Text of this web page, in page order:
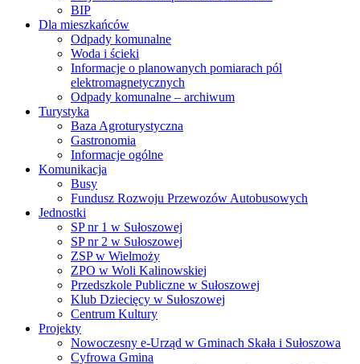
BIP
Dla mieszkańców
Odpady komunalne
Woda i ścieki
Informacje o planowanych pomiarach pól
elektromagnetycznych
Odpady komunalne – archiwum
Turystyka
Baza Agroturystyczna
Gastronomia
Informacje ogólne
Komunikacja
Busy
Fundusz Rozwoju Przewozów Autobusowych
Jednostki
SP nr 1 w Sułoszowej
SP nr 2 w Sułoszowej
ZSP w Wielmoży
ZPO w Woli Kalinowskiej
Przedszkole Publiczne w Sułoszowej
Klub Dziecięcy w Sułoszowej
Centrum Kultury
Projekty
Nowoczesny e-Urząd w Gminach Skała i Sułoszowa
Cyfrowa Gmina